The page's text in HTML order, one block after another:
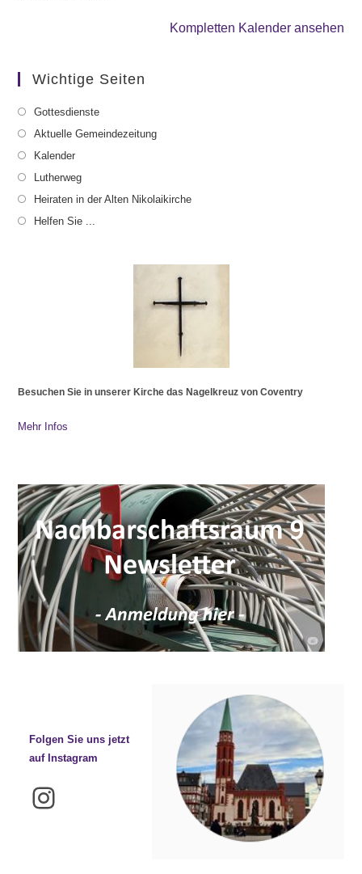
Kompletten Kalender ansehen
Wichtige Seiten
Gottesdienste
Aktuelle Gemeindezeitung
Kalender
Lutherweg
Heiraten in der Alten Nikolaikirche
Helfen Sie ...
Besuchen Sie in unserer Kirche das Nagelkreuz von Coventry
Mehr Infos
Folgen Sie uns jetzt
auf Instagram
Instagram